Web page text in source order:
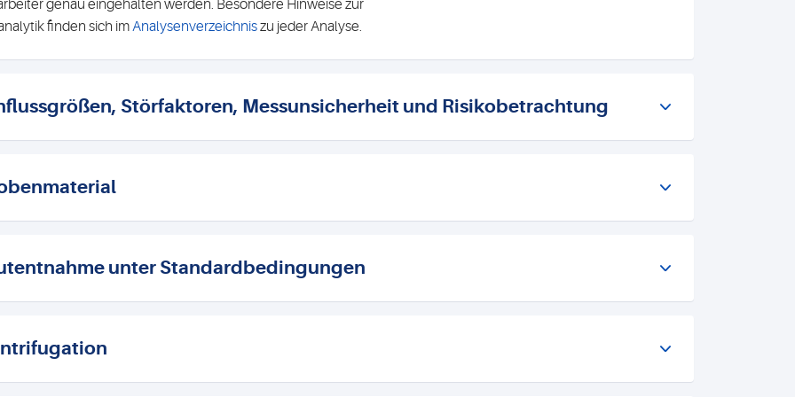
genau eingehalten werden. Besondere Hinweise zur
finden sich imAnalysenverzeichniszu jeder Analyse.
Störfaktoren, Messunsicherheit und Risikobetrachtung
unter Standardbedingungen